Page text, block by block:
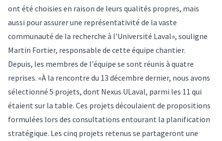
ont été choisies en raison de leurs qualités propres, mais
aussi pour assurer une représentativité de la vaste
communauté de la recherche à l'Université Laval», souligne
Martin Fortier, responsable de cette équipe chantier.
Depuis, les membres de l'équipe se sont réunis à quatre
reprises. «À la rencontre du 13 décembre dernier, nous avons
sélectionné 5 projets, dont Nexus ULaval, parmi les 11 qui
étaient sur la table. Ces projets découlaient de propositions
formulées lors des consultations entourant la planification
stratégique. Les cinq projets retenus se partageront une